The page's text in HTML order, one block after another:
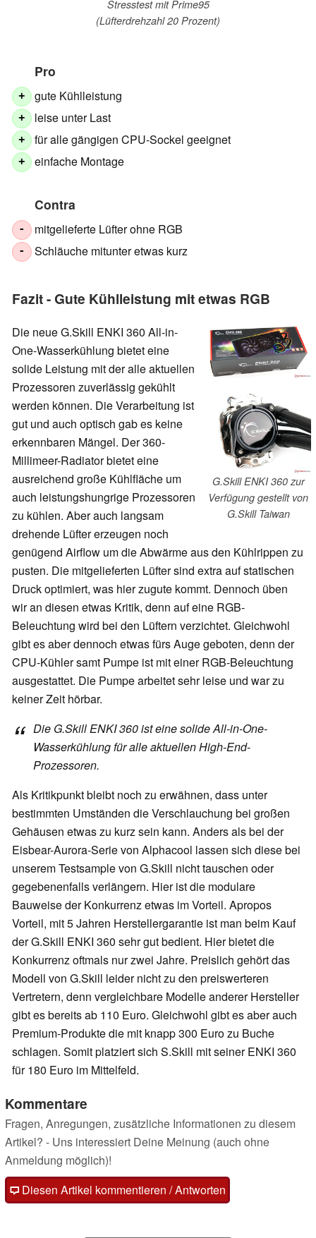
Stresstest mit Prime95
(Lüfterdrehzahl 20 Prozent)
Pro
+ gute Kühlleistung
+ leise unter Last
+ für alle gängigen CPU-Sockel geeignet
+ einfache Montage
Contra
- mitgelieferte Lüfter ohne RGB
- Schläuche mitunter etwas kurz
Fazit - Gute Kühlleistung mit etwas RGB
G.Skill ENKI 360 zur
Verfügung gestellt von
G.Skill Taiwan
Die neue G.Skill ENKI 360 All-in-
One-Wasserkühlung bietet eine
solide Leistung mit der alle aktuellen
Prozessoren zuverlässig gekühlt
werden können. Die Verarbeitung ist
gut und auch optisch gab es keine
erkennbaren Mängel. Der 360-
Millimeer-Radiator bietet eine
ausreichend große Kühlfläche um
auch leistungshungrige Prozessoren
zu kühlen. Aber auch langsam
drehende Lüfter erzeugen noch
genügend Airflow um die Abwärme aus den Kühlrippen zu
pusten. Die mitgelieferten Lüfter sind extra auf statischen
Druck optimiert, was hier zugute kommt. Dennoch üben
wir an diesen etwas Kritik, denn auf eine RGB-
Beleuchtung wird bei den Lüftern verzichtet. Gleichwohl
gibt es aber dennoch etwas fürs Auge geboten, denn der
CPU-Kühler samt Pumpe ist mit einer RGB-Beleuchtung
ausgestattet. Die Pumpe arbeitet sehr leise und war zu
keiner Zeit hörbar.
Die G.Skill ENKI 360 ist eine solide All-in-One-
Wasserkühlung für alle aktuellen High-End-
Prozessoren.
Als Kritikpunkt bleibt noch zu erwähnen, dass unter
bestimmten Umständen die Verschlauchung bei großen
Gehäusen etwas zu kurz sein kann. Anders als bei der
Eisbear-Aurora-Serie von Alphacool lassen sich diese bei
unserem Testsample von G.Skill nicht tauschen oder
gegebenenfalls verlängern. Hier ist die modulare
Bauweise der Konkurrenz etwas im Vorteil. Apropos
Vorteil, mit 5 Jahren Herstellergarantie ist man beim Kauf
der G.Skill ENKI 360 sehr gut bedient. Hier bietet die
Konkurrenz oftmals nur zwei Jahre. Preislich gehört das
Modell von G.Skill leider nicht zu den preiswerteren
Vertretern, denn vergleichbare Modelle anderer Hersteller
gibt es bereits ab 110 Euro. Gleichwohl gibt es aber auch
Premium-Produkte die mit knapp 300 Euro zu Buche
schlagen. Somit platziert sich S.Skill mit seiner ENKI 360
für 180 Euro im Mittelfeld.
Kommentare
Fragen, Anregungen, zusätzliche Informationen zu diesem
Artikel? - Uns interessiert Deine Meinung (auch ohne
Anmeldung möglich)!
Diesen Artikel kommentieren / Antworten